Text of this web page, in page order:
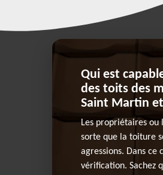
Qui est
des toits des
Saint Martin
Les propriétaires ou
sorte que la toiture
agressions. Dans ce
vérification. Sachez